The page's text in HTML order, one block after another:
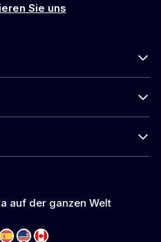
Sie uns
auf der ganzen Welt